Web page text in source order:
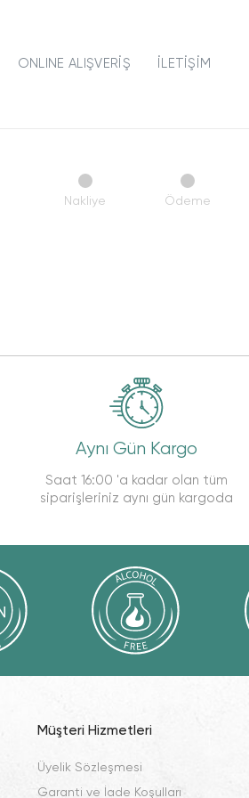
ONLINE ALIŞVERİŞ İLETİŞİM
Nakliye Ödeme
Aynı Gün Kargo
Saat 16:00 'a kadar olan tüm
siparişleriniz aynı gün kargoda
Müşteri Hizmetleri
Üyelik Sözleşmesi
Garanti ve İade Koşulları